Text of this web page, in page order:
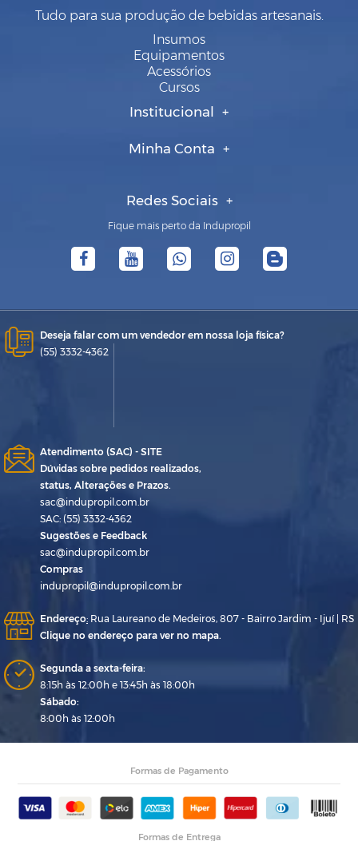
Tudo para sua produção de bebidas artesanais.
Insumos
Equipamentos
Acessórios
Cursos
Institucional
Minha Conta
Redes Sociais
Fique mais perto da Indupropil
Deseja falar com um vendedor em nossa loja física?
(55) 3332-4362
Atendimento (SAC) - SITE
Dúvidas sobre pedidos realizados,
status, Alterações e Prazos.
sac@indupropil.com.br
SAC: (55) 3332-4362
Sugestões e Feedback
sac@indupropil.com.br
Compras
indupropil@indupropil.com.br
Endereço: Rua Laureano de Medeiros, 807 - Bairro Jardim - Ijuí | RS
Clique no endereço para ver no mapa.
Segunda a sexta-feira:
8:15h às 12:00h e 13:45h às 18:00h
Sábado:
8:00h às 12:00h
Formas de Pagamento
Formas de Entrega